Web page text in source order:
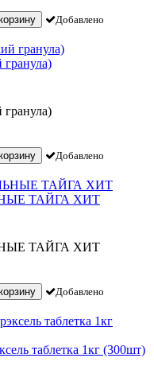
Добавлено
гранула)
гранула)
Добавлено
ТАЙГА ХИТ
ТАЙГА ХИТ
Добавлено
таблетка 1кг (300шт)